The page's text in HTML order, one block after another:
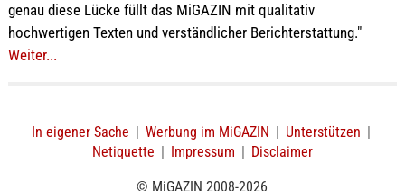
genau diese Lücke füllt das MiGAZIN mit qualitativ
hochwertigen Texten und verständlicher Berichterstattung."
Weiter...
In eigener Sache Werbung im MiGAZIN Unterstützen
Netiquette
Impressum Disclaimer
© MiGAZIN 2008-2026